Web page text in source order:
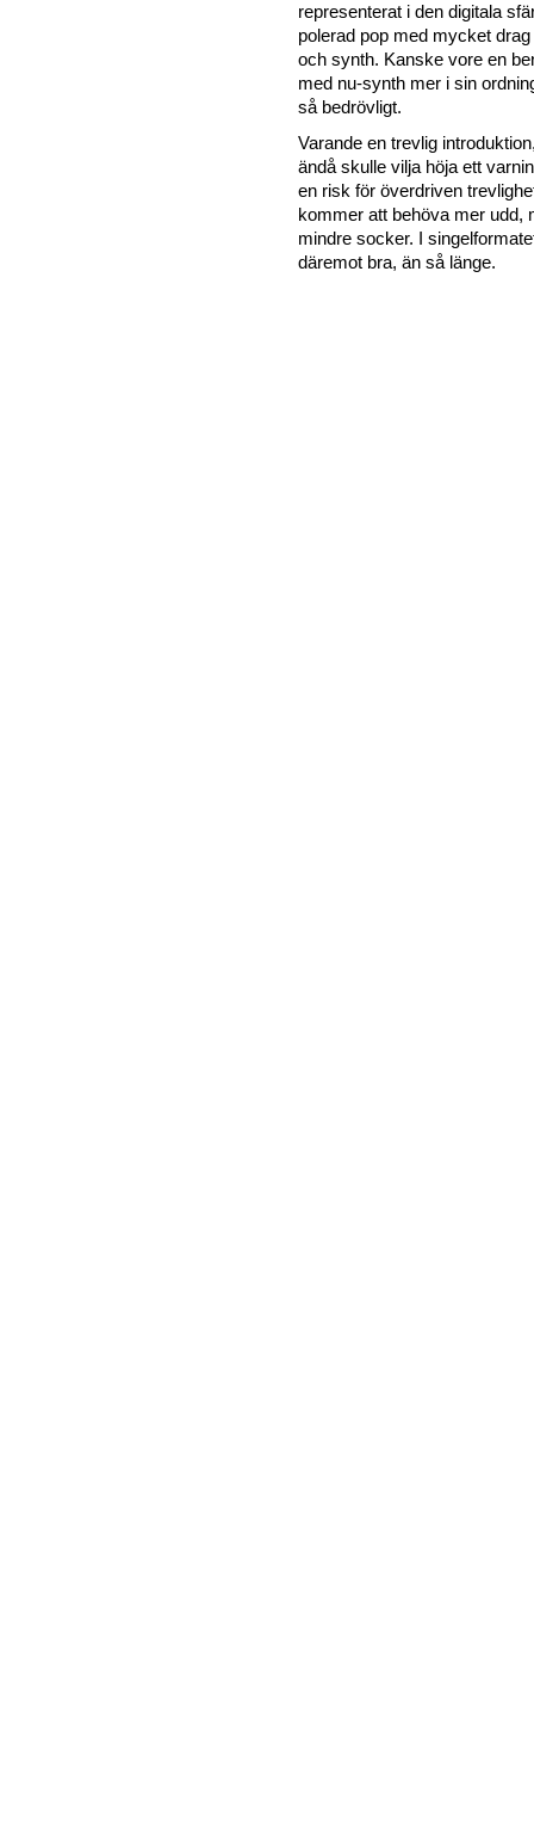
representerat i den digitala
polerad pop med mycket
och synth. Kanske vore en
med nu-synth mer i sin
så bedrövligt.
Varande en trevlig
ändå skulle vilja höja ett
en risk för överdriven
kommer att behöva mer udd,
mindre socker. I
däremot bra, än så länge.